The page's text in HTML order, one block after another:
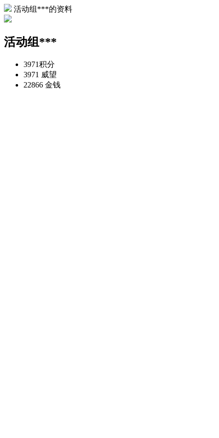
活动组***的资料
活动组***
3971积分
3971 威望
22866 金钱